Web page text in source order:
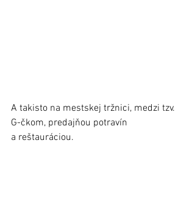
A takisto na mestskej tržnici, medzi tzv.
G-čkom, predajňou potravín
a reštauráciou.